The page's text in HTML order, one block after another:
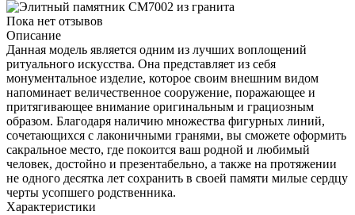
Пока нет отзывов
Описание
Данная модель является одним из лучших воплощений
ритуального искусства. Она представляет из себя
монументальное изделие, которое своим внешним видом
напоминает величественное сооружение, поражающее и
притягивающее внимание оригинальным и грациозным
образом. Благодаря наличию множества фигурных линий,
сочетающихся с лаконичными гранями, вы сможете оформить
сакральное место, где покоится ваш родной и любимый
человек, достойно и презентабельно, а также на протяжении
не одного десятка лет сохранить в своей памяти милые сердцу
черты усопшего родственника.
Характеристики